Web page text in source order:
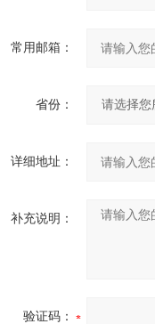
常用邮箱：
省份：
详细地址：
补充说明：
验证码：